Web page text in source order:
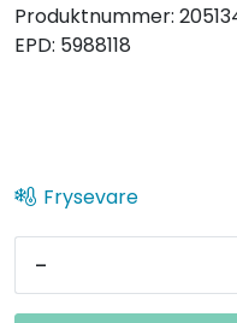
Produktnummer:
EPD: 5988118
Frysevare
-